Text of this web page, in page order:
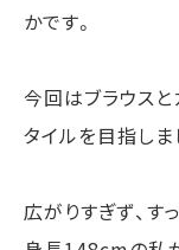
かです。
今回はブラウス
タイルを目指しま
広がりすぎず、す